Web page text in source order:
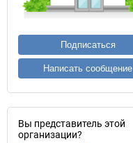
Подписаться
Написать сообщение
Вы представитель этой
организации?